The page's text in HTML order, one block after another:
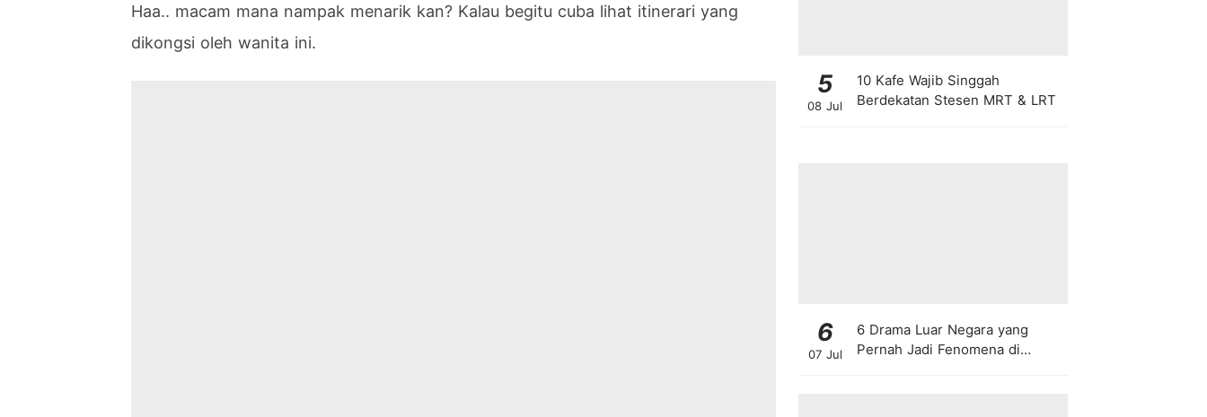
Haa.. macam mana nampak menarik kan? Kalau begitu cuba lihat itinerari yang
dikongsi oleh wanita ini.
5
08 Jul
10 Kafe Wajib Singgah
Berdekatan Stesen MRT & LRT
6
07 Jul
6 Drama Luar Negara yang
Pernah Jadi Fenomena di